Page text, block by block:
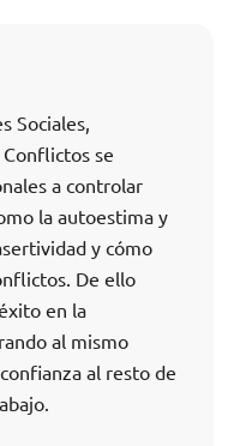
Sociales,
se
a controlar
la autoestima y
y cómo
De ello
en la
al mismo
al resto de